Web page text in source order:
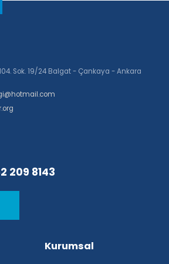
Sok. 19/24 Balgat - Çankaya - Ankara
209 8143
Kurumsal